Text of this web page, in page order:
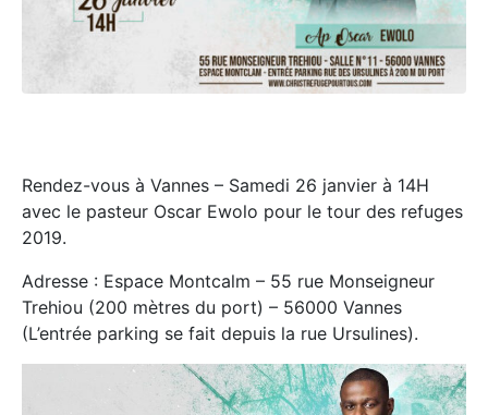
Rendez-vous à Vannes – Samedi 26 janvier à 14H
avec le pasteur Oscar Ewolo pour le tour des refuges
2019.
Adresse : Espace Montcalm – 55 rue Monseigneur
Trehiou (200 mètres du port) – 56000 Vannes
(L’entrée parking se fait depuis la rue Ursulines).